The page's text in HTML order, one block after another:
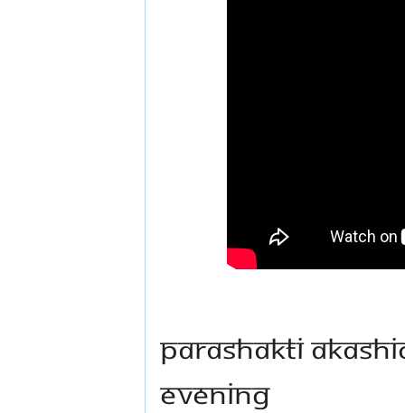
PARASHAKTI
EVENING